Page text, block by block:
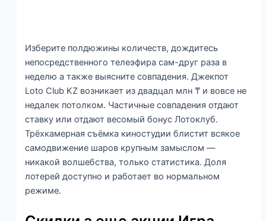
Изберите полдюжины количеств, дождитесь
непосредственного телеэфира сам-друг раза в
неделю а также выясните совпадения. Джекпот
Loto Club KZ возникает из двадцал млн ₸ и вовсе не
недалек потолком. Частичные совпадения отдают
ставку или отдают весомый бонус Лотоклуб.
Трёхкамерная съёмка киностудии блистит всякое
самодвижение шаров крупным замыслом —
никакой волшебства, только статистика. Доля
лотерей доступно и работает во нормальном
режиме.